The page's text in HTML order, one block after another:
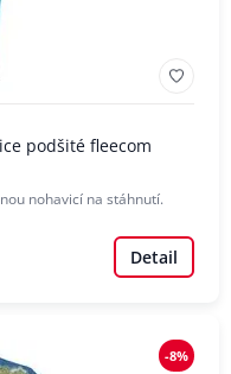
podšité fleecom
nohavicí na stáhnutí.
Detail
-8%